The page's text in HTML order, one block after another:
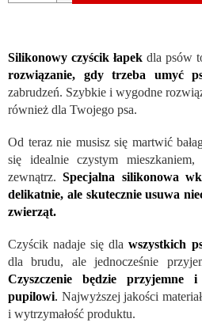
Silikonowy czyścik łapek dla psów
rozwiązanie, gdy trzeba umyć
zabrudzeń. Szybkie i wygodne
również dla Twojego psa.
Od teraz nie musisz się martwić
się idealnie czystym
zewnątrz.Specjalna silikonowa
delikatnie, ale skutecznie usuwa
zwierząt.
Czyścik nadaje się dlawszystkich
dla brudu, ale jednocześnie
Czyszczenie będzie
pupilowi. Najwyższej jakości
i wytrzymałość produktu.